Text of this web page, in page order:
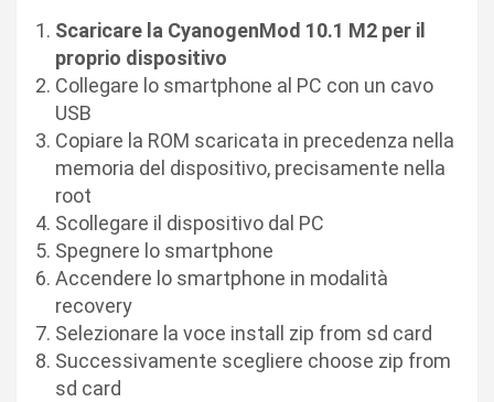
Scaricare la CyanogenMod 10.1 M2 per il
proprio dispositivo
Collegare lo smartphone al PC con un cavo
USB
Copiare la ROM scaricata in precedenza nella
memoria del dispositivo, precisamente nella
root
Scollegare il dispositivo dal PC
Spegnere lo smartphone
Accendere lo smartphone in modalità
recovery
Selezionare la voce install zip from sd card
Successivamente scegliere choose zip from
sd card